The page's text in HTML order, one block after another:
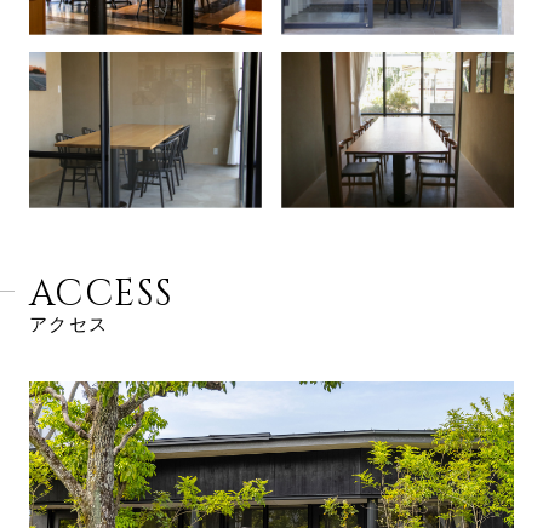
ACCESS
アクセス